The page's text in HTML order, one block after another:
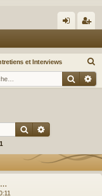
ne
xi
nr
eg
et Interviews
e
c
Rechercher
1